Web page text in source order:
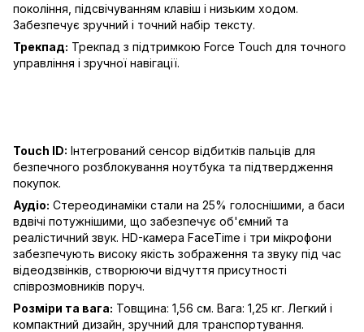
покоління, підсвічуванням клавіш і низьким ходом.
Забезпечує зручний і точний набір тексту.
Трекпад: Трекпад з підтримкою Force Touch для точного
управління і зручної навігації.
Touch ID: Інтегрований сенсор відбитків пальців для
безпечного розблокування ноутбука та підтвердження
покупок.
Аудіо: Стереодинаміки стали на 25% голоснішими, а баси
вдвічі потужнішими, що забезпечує об'ємний та
реалістичний звук. HD-камера FaceTime і три мікрофони
забезпечують високу якість зображення та звуку під час
відеодзвінків, створюючи відчуття присутності
співрозмовників поруч.
Розміри та вага: Товщина: 1,56 см. Вага: 1,25 кг. Легкий і
компактний дизайн, зручний для транспортування.